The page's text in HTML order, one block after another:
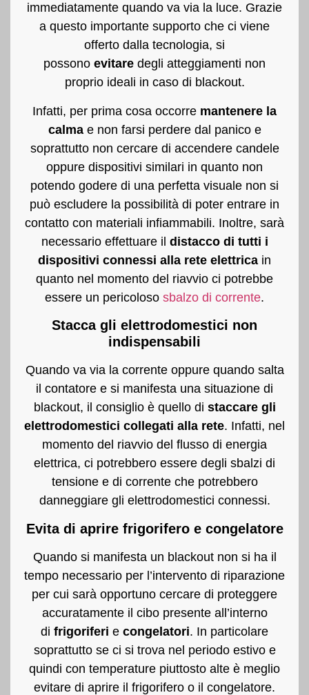
immediatamente quando va via la luce. Grazie
a questo importante supporto che ci viene
offerto dalla tecnologia, si
possono evitare degli atteggiamenti non
proprio ideali in caso di blackout.
Infatti, per prima cosa occorre mantenere la
calmae non farsi perdere dal panico e
soprattutto non cercare di accendere candele
oppure dispositivi similari in quanto non
potendo godere di una perfetta visuale non si
può escludere la possibilità di poter entrare in
contatto con materiali infiammabili. Inoltre, sarà
necessario effettuare il distacco di tutti i
dispositivi connessi alla rete elettrica in
quanto nel momento del riavvio ci potrebbe
essere un pericoloso sbalzo di corrente.
Stacca gli elettrodomestici non
indispensabili
Quando va via la corrente oppure quando salta
il contatore e si manifesta una situazione di
blackout, il consiglio è quello di staccare gli
elettrodomestici collegati alla rete. Infatti, nel
momento del riavvio del flusso di energia
elettrica, ci potrebbero essere degli sbalzi di
tensione e di corrente che potrebbero
danneggiare gli elettrodomestici connessi.
Evita di aprire frigorifero e congelatore
Quando si manifesta un blackout non si ha il
tempo necessario per l’intervento di riparazione
per cui sarà opportuno cercare di proteggere
accuratamente il cibo presente all’interno
di frigoriferi e congelatori. In particolare
soprattutto se ci si trova nel periodo estivo e
quindi con temperature piuttosto alte è meglio
evitare di aprire il frigorifero o il congelatore.